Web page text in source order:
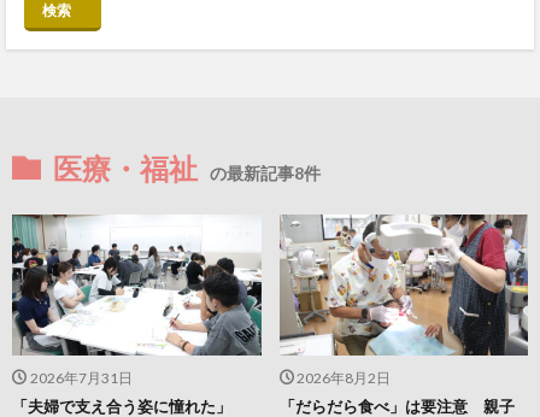
検索
医療・福祉 の最新記事8件
2026年8月2日
「だらだら食べ」は要注意 親子
2026年7月31日
「夫婦で支え合う姿に憧れた」